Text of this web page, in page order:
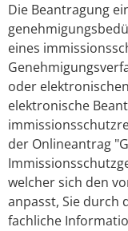
Die Beantragung
eines
oder
elektronische
der Onlineantrag
welcher sich den
anpasst, Sie durch
fachliche